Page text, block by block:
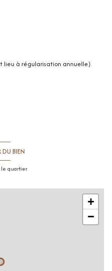
lieu à régularisation annuelle)
BIEN
le quartier
+
−